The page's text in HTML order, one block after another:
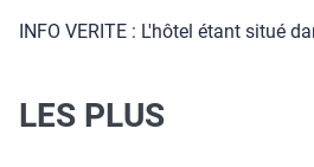
INFO VERITE : L'hôtel étant situé
LES PLUS